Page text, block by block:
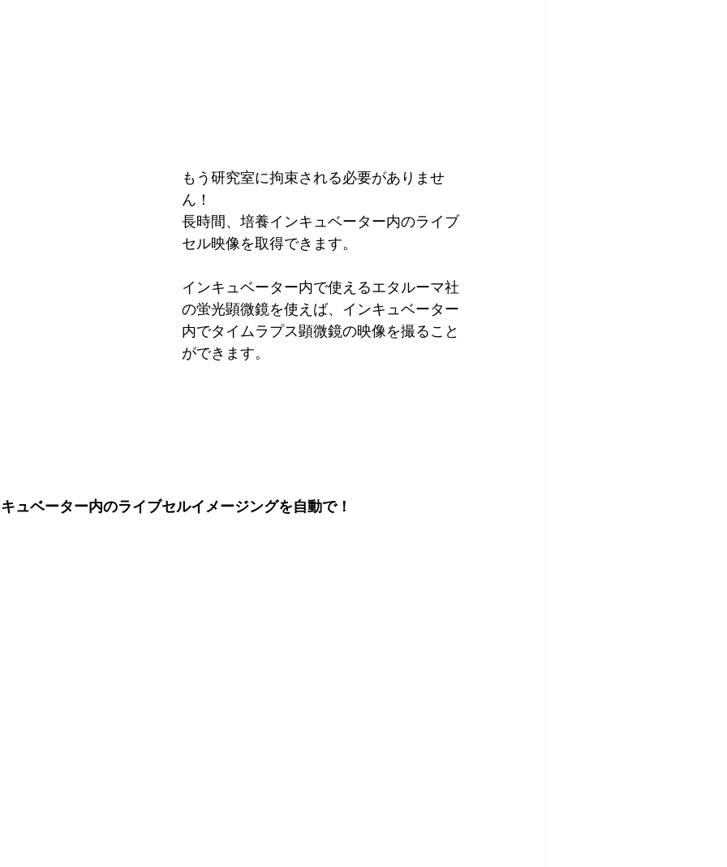
もう研究室に拘束される必要がありませ
ん！
長時間、培養インキュベーター内のライブ
セル映像を取得できます。
インキュベーター内で使えるエタルーマ社
の蛍光顕微鏡を使えば、インキュベーター
内でタイムラプス顕微鏡の映像を撮ること
ができます。
ュベーター内のライブセルイメージングを自動で！